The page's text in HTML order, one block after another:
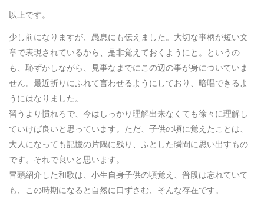
以上です。
少し前になりますが、愚息にも伝えました。大切な事柄が短い文
章で表現されているから、是非覚えておくようにと。というの
も、恥ずかしながら、見事なまでにこの辺の事が身についていま
せん。最近折りにふれて言わせるようにしており、暗唱できるよ
うにはなりました。
習うより慣れろで、今はしっかり理解出来なくても徐々に理解し
ていけば良いと思っています。ただ、子供の頃に覚えたことは、
大人になっても記憶の片隅に残り、ふとした瞬間に思い出すもの
です。それで良いと思います。
冒頭紹介した和歌は、小生自身子供の頃覚え、普段は忘れていて
も、この時期になると自然に口ずさむ、そんな存在です。